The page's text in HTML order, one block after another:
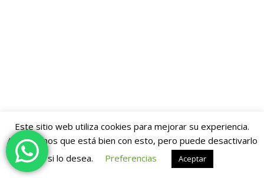
Este sitio web utiliza cookies para mejorar su experiencia.
Asumiremos que está bien con esto, pero puede desactivarlo
si lo desea.
Preferencias Aceptar